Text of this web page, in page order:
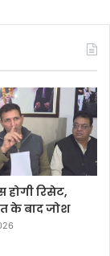
होगी रिसेट,
के बाद जोश